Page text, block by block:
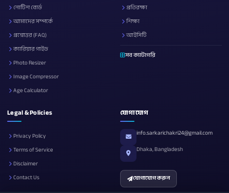
নোটিশ বোর্ড
আমাদের সম্পর্কে
প্রশ্নোত্তর (FAQ)
ক্যারিয়ার গাইড
Photo Resizer
Image Compressor
Age Calculator
প্রতিরক্ষা
শিক্ষা
আইসিটি
সব ক্যাটাগরি
Legal & Policies
Privacy Policy
Terms of Service
Disclaimer
Contact Us
যোগাযোগ
info.sarkarichakri24@gmail.com
Dhaka, Bangladesh
যোগাযোগ করুন